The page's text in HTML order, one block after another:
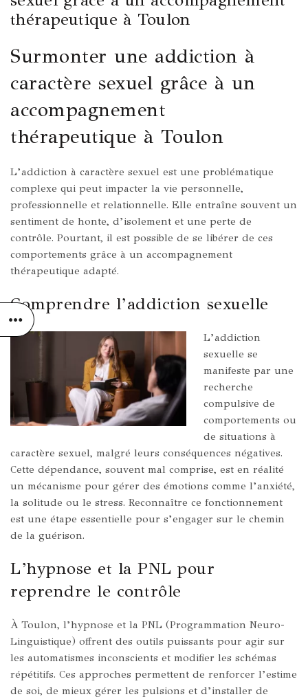
thérapeutique à Toulon
Surmonter une addiction à
caractère sexuel grâce à un
accompagnement
thérapeutique à Toulon
L’addiction à caractère sexuel est une problématique
complexe qui peut impacter la vie personnelle,
professionnelle et relationnelle. Elle entraîne souvent un
sentiment de honte, d’isolement et une perte de
contrôle. Pourtant, il est possible de se libérer de ces
comportements grâce à un accompagnement
thérapeutique adapté.
Comprendre l’addiction sexuelle
L’addiction
sexuelle se
manifeste par une
recherche
compulsive de
comportements ou
de situations à
caractère sexuel, malgré leurs conséquences négatives.
Cette dépendance, souvent mal comprise, est en réalité
un mécanisme pour gérer des émotions comme l’anxiété,
la solitude ou le stress. Reconnaître ce fonctionnement
est une étape essentielle pour s’engager sur le chemin
de la guérison.
L’hypnose et la PNL pour
reprendre le contrôle
À Toulon, l’hypnose et la PNL (Programmation Neuro-
Linguistique) offrent des outils puissants pour agir sur
les automatismes inconscients et modifier les schémas
répétitifs. Ces approches permettent de renforcer l’estime
de soi, de mieux gérer les pulsions et d’installer de